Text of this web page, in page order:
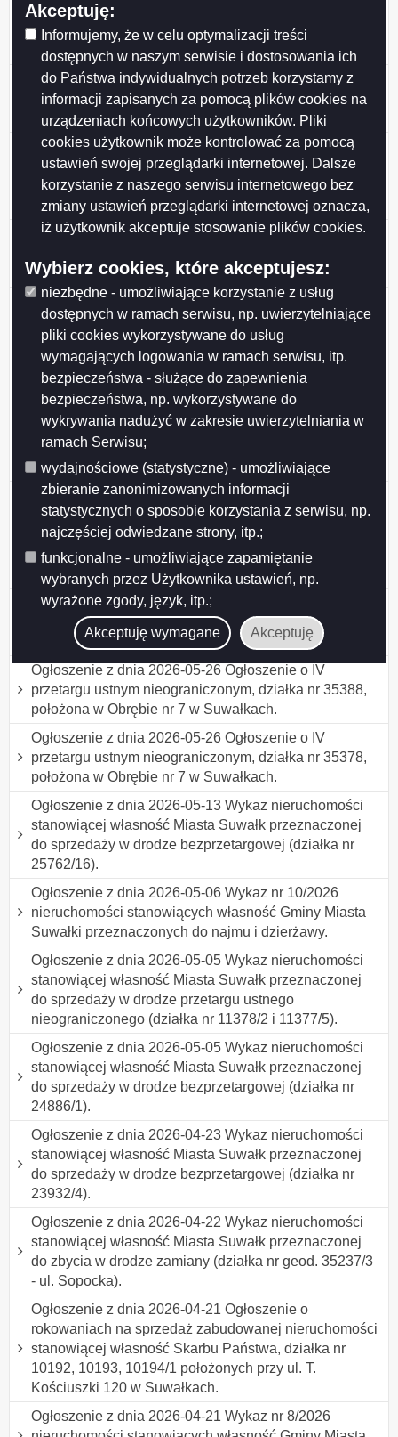
Akceptuję:
Informujemy, że w celu optymalizacji treści
dostępnych w naszym serwisie i dostosowania ich
do Państwa indywidualnych potrzeb korzystamy z
informacji zapisanych za pomocą plików cookies na
urządzeniach końcowych użytkowników. Pliki
cookies użytkownik może kontrolować za pomocą
ustawień swojej przeglądarki internetowej. Dalsze
korzystanie z naszego serwisu internetowego bez
zmiany ustawień przeglądarki internetowej oznacza,
iż użytkownik akceptuje stosowanie plików cookies.
Wybierz cookies, które akceptujesz:
niezbędne - umożliwiające korzystanie z usług
dostępnych w ramach serwisu, np. uwierzytelniające
pliki cookies wykorzystywane do usług
wymagających logowania w ramach serwisu, itp.
bezpieczeństwa - służące do zapewnienia
bezpieczeństwa, np. wykorzystywane do
wykrywania nadużyć w zakresie uwierzytelniania w
ramach Serwisu;
wydajnościowe (statystyczne) - umożliwiające
zbieranie zanonimizowanych informacji
statystycznych o sposobie korzystania z serwisu, np.
najczęściej odwiedzane strony, itp.;
funkcjonalne - umożliwiające zapamiętanie
wybranych przez Użytkownika ustawień, np.
wyrażone zgody, język, itp.;
Akceptuję wymagane Akceptuję
przeznaczonych do sprzedaży w drodze przetargu
ustnego nieograniczonego (działka nr 11581/4,
11579/3, 11580/2, 11577).
Ogłoszenie z dnia 2026-06-16 Wykaz nr 12/2026
nieruchomości stanowiących własność Gminy Miasta
Suwałki przeznaczonych do najmu i dzierżawy.
Ogłoszenie z dnia 2026-06-10 Wykaz lokali
stanowiących własność Miasta Suwałk
przeznaczonych do sprzedaży w drodze
bezprzetargowej na rzecz najemców.
Ogłoszenie z dnia 2026-05-28 Wykaz nr 11/2026
Suwałki przeznaczonych do najmu i dzierżawy.
Ogłoszenie z dnia 2026-05-27 Wykaz nieruchomości
stanowiących własność Miasta Suwałk
przeznaczonych do sprzedaży w drodze
bezprzetargowej na rzecz dotychczasowego
dzierżawcy (działki nr 10353, 11762).
Ogłoszenie z dnia 2026-05-27 Wykaz nieruchomości
stanowiącej własność Miasta Suwałk przeznaczonej
do sprzedaży w drodze bezprzetargowej (działka nr
23648/16).
Ogłoszenie z dnia 2026-05-26 Ogłoszenie o II
przetargu ustnym nieograniczonym, działki nr
31946/20, 31946/21, 31946/22, 31946/23, 31946/24,
31946/25, 31946/26, położone w Obrębie nr 7 w
Suwałkach.
Ogłoszenie z dnia 2026-05-26 Ogłoszenie o III
przetargu ustnym nieograniczonym, działka nr
31946/16, położona w Obrębie nr 7 w Suwałkach.
Ogłoszenie z dnia 2026-05-26 Ogłoszenie o IV
przetargu ustnym nieograniczonym, działka nr 35388,
położona w Obrębie nr 7 w Suwałkach.
Ogłoszenie z dnia 2026-05-26 Ogłoszenie o IV
przetargu ustnym nieograniczonym, działka nr 35378,
położona w Obrębie nr 7 w Suwałkach.
Ogłoszenie z dnia 2026-05-13 Wykaz nieruchomości
stanowiącej własność Miasta Suwałk przeznaczonej
do sprzedaży w drodze bezprzetargowej (działka nr
25762/16).
Ogłoszenie z dnia 2026-05-06 Wykaz nr 10/2026
nieruchomości stanowiących własność Gminy Miasta
Suwałki przeznaczonych do najmu i dzierżawy.
Ogłoszenie z dnia 2026-05-05 Wykaz nieruchomości
stanowiącej własność Miasta Suwałk przeznaczonej
do sprzedaży w drodze przetargu ustnego
nieograniczonego (działka nr 11378/2 i 11377/5).
Ogłoszenie z dnia 2026-05-05 Wykaz nieruchomości
stanowiącej własność Miasta Suwałk przeznaczonej
do sprzedaży w drodze bezprzetargowej (działka nr
24886/1).
Ogłoszenie z dnia 2026-04-23 Wykaz nieruchomości
stanowiącej własność Miasta Suwałk przeznaczonej
do sprzedaży w drodze bezprzetargowej (działka nr
23932/4).
Ogłoszenie z dnia 2026-04-22 Wykaz nieruchomości
stanowiącej własność Miasta Suwałk przeznaczonej
do zbycia w drodze zamiany (działka nr geod. 35237/3
- ul. Sopocka).
Ogłoszenie z dnia 2026-04-21 Ogłoszenie o
rokowaniach na sprzedaż zabudowanej nieruchomości
stanowiącej własność Skarbu Państwa, działka nr
10192, 10193, 10194/1 położonych przy ul. T.
Kościuszki 120 w Suwałkach.
Ogłoszenie z dnia 2026-04-21 Wykaz nr 8/2026